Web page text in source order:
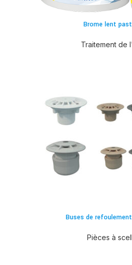
Brome lent
Traitement de
Buses de
Pièces à